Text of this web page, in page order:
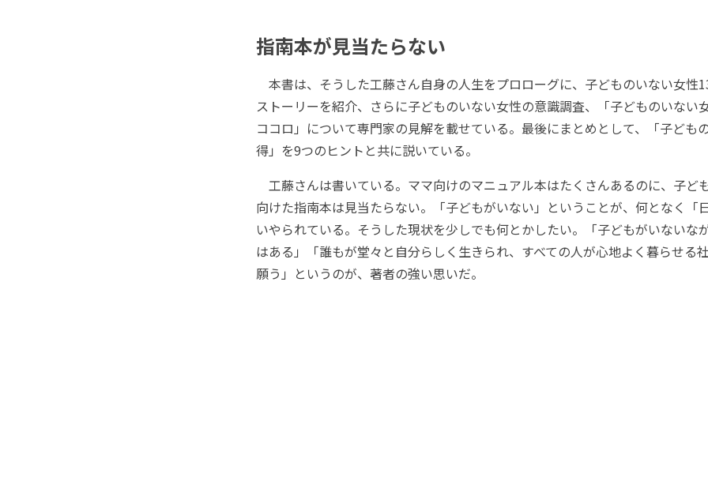
指南本が見当たらない
本書は、そうした工藤さん自身の人生をプロローグに、子どものいない女性
ストーリーを紹介、さらに子どものいない女性の意識調査、「子どものいない
ココロ」について専門家の見解を載せている。最後にまとめとして、「子ども
得」を9つのヒントと共に説いている。
工藤さんは書いている。ママ向けのマニュアル本はたくさんあるのに、子ど
向けた指南本は見当たらない。「子どもがいない」ということが、何となく「
いやられている。そうした現状を少しでも何とかしたい。「子どもがいないな
はある」「誰もが堂々と自分らしく生きられ、すべての人が心地よく暮らせる
願う」というのが、著者の強い思いだ。